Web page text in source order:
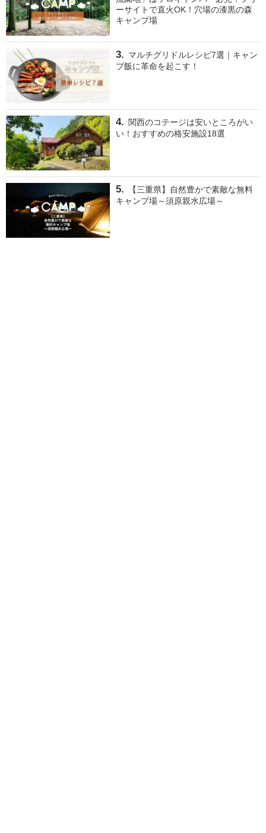
ーサイトで直火OK！穴場の漆黒の森
キャンプ場
マルチグリドルレシピ7選｜キャン
プ飯に革命を起こす！
関西のコテージは安いところがい
い！おすすめの格安施設18選
【三重県】自然豊かで素敵な無料
キャンプ場～須原親水広場～